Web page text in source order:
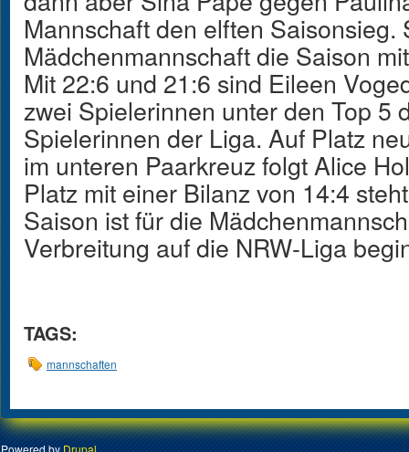
Mannschaft den elften Saisonsieg.
Mädchenmannschaft die Saison
Mit 22:6 und 21:6 sind Eileen
zwei Spielerinnen unter den Top 5
Spielerinnen der Liga. Auf Platz
im unteren Paarkreuz folgt Alice
Platz mit einer Bilanz von 14:4
Saison ist für die
Verbreitung auf die NRW-Liga
TAGS:
mannschaften
Powered by Drupal